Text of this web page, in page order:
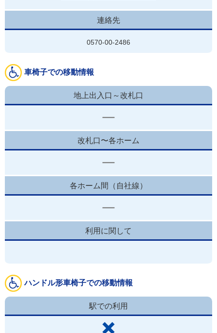
連絡先
0570-00-2486
車椅子での移動情報
地上出入口～改札口
改札口〜各ホーム
各ホーム間（自社線）
利用に関して
ハンドル形車椅子での移動情報
駅での利用